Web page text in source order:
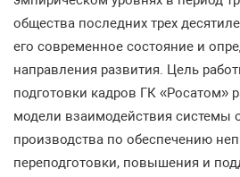
общества последних трех
его современное состояние и
направления развития. Цель
подготовки кадров ГК «Росатом»
модели взаимодействия системы
производства по обеспечению
переподготовки, повышения и